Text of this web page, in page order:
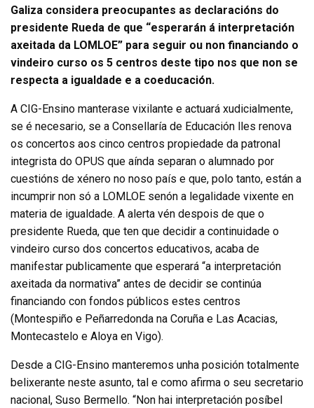
Galiza considera preocupantes as declaracións do
presidente Rueda de que “esperarán á interpretación
axeitada da LOMLOE” para seguir ou non financiando o
vindeiro curso os 5 centros deste tipo nos que non se
respecta a igualdade e a coeducación.
A CIG-Ensino manterase vixilante e actuará xudicialmente,
se é necesario, se a Consellaría de Educación lles renova
os concertos aos cinco centros propiedade da patronal
integrista do OPUS que aínda separan o alumnado por
cuestións de xénero no noso país e que, polo tanto, están a
incumprir non só a LOMLOE senón a legalidade vixente en
materia de igualdade. A alerta vén despois de que o
presidente Rueda, que ten que decidir a continuidade o
vindeiro curso dos concertos educativos, acaba de
manifestar publicamente que esperará “a interpretación
axeitada da normativa” antes de decidir se continúa
financiando con fondos públicos estes centros
(Montespiño e Peñarredonda na Coruña e Las Acacias,
Montecastelo e Aloya en Vigo).
Desde a CIG-Ensino manteremos unha posición totalmente
belixerante neste asunto, tal e como afirma o seu secretario
nacional, Suso Bermello. “Non hai interpretación posíbel